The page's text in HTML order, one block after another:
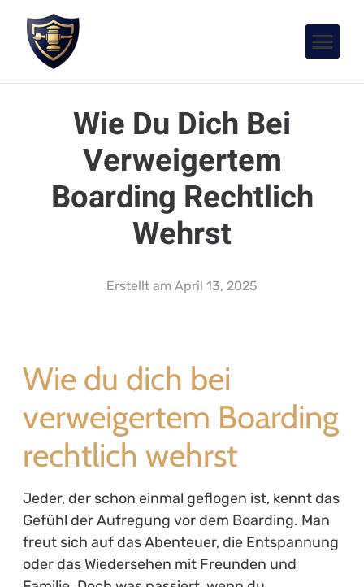
Wie Du Dich Bei
Verweigertem
Boarding Rechtlich
Wehrst
Erstellt am April 13, 2025
Wie du dich bei
verweigertem Boarding
rechtlich wehrst
Jeder, der schon einmal geflogen ist, kennt das
Gefühl der Aufregung vor dem Boarding. Man
freut sich auf das Abenteuer, die Entspannung
oder das Wiedersehen mit Freunden und